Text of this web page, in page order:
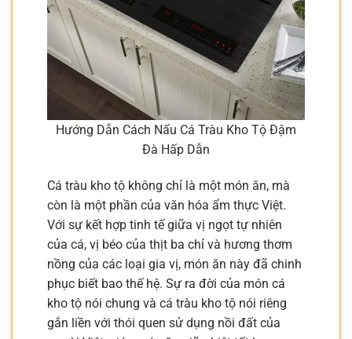
Hướng Dẫn Cách Nấu Cá Tràu Kho Tộ Đậm
Đà Hấp Dẫn
Cá tràu kho tộ không chỉ là một món ăn, mà
còn là một phần của văn hóa ẩm thực Việt.
Với sự kết hợp tinh tế giữa vị ngọt tự nhiên
của cá, vị béo của thịt ba chỉ và hương thơm
nồng của các loại gia vị, món ăn này đã chinh
phục biết bao thế hệ. Sự ra đời của món cá
kho tộ nói chung và cá tràu kho tộ nói riêng
gắn liền với thói quen sử dụng nồi đất của